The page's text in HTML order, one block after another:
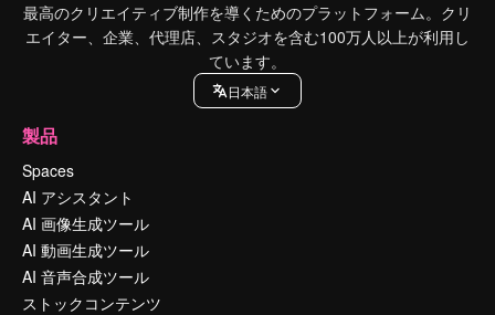
最高のクリエイティブ制作を導くためのプラットフォーム。クリ
エイター、企業、代理店、スタジオを含む100万人以上が利用し
ています。
日本語
製品
Spaces
AI アシスタント
AI 画像生成ツール
AI 動画生成ツール
AI 音声合成ツール
ストックコンテンツ